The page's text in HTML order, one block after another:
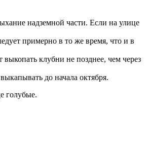
надземной части. Если на улице
примерно в то же время, что и в
клубни не позднее, чем через
до начала октября.
голубые.